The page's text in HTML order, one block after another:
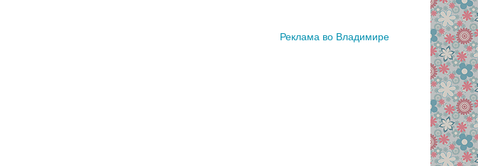
Реклама во Владимире